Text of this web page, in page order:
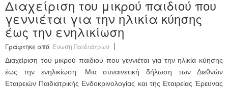
Διαχείριση του μικρού παιδιού που
γεννιέται για την ηλικία κύησης
έως την ενηλικίωση
Γράφτηκε από Ένωση Παιδιάτρων
Διαχείριση του μικρού παιδιού που γεννιέται για την ηλικία κύησης
έως την ενηλικίωση: Μια συναινετική δήλωση των Διεθνών
Εταιρειών Παιδιατρικής Ενδοκρινολογίας και της Εταιρείας Έρευνας